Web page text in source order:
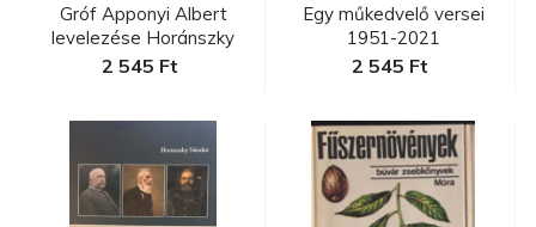
Gróf Apponyi Albert
levelezése Horánszky
Nándorra...
2 545 Ft
Egy műkedvelő versei
1951-2021
2 545 Ft